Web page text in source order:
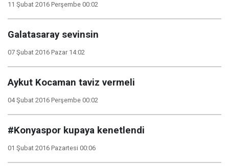
11 Şubat 2016 Perşembe 00:02
Galatasaray sevinsin
07 Şubat 2016 Pazar 14:02
Aykut Kocaman taviz vermeli
04 Şubat 2016 Perşembe 00:02
#Konyaspor kupaya kenetlendi
01 Şubat 2016 Pazartesi 00:06